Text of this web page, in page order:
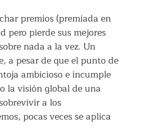
premios (premiada en
pero pierde sus mejores
nada a la vez. Un
a pesar de que el punto de
ambicioso e incumple
la visión global de una
a los
pocas veces se aplica